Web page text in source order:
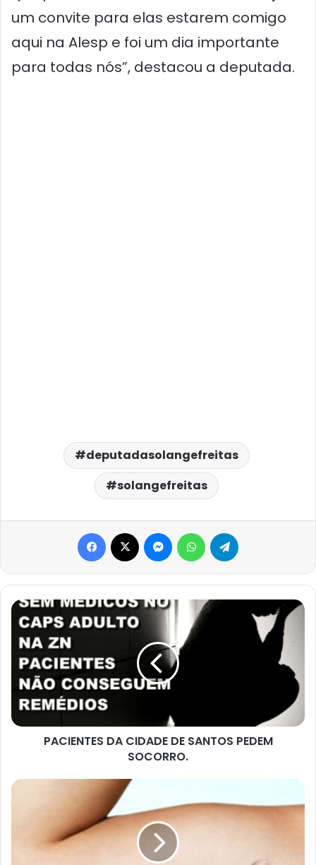
um convite para elas estarem comigo
aqui na Alesp e foi um dia importante
para todas nós”, destacou a deputada.
deputadasolangefreitas
solangefreitas
Facebook MessengerWhatsApp
PACIENTES
DA
CIDADE
DE
SANTOS
PEDEM
SOCORRO.
PACIENTES DA CIDADE DE SANTOS PEDEM
SOCORRO.
Mutirão
contraceptivo
contempla